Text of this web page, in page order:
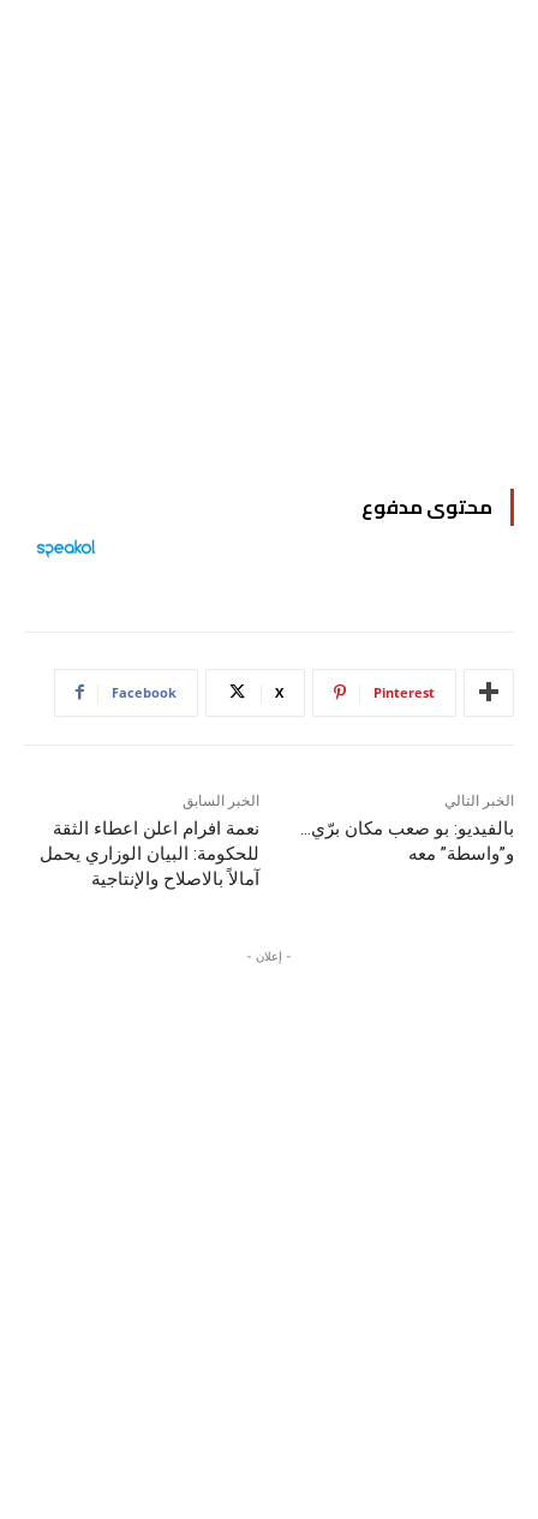
محتوى مدفوع
Facebook X Pinterest
الخبر السابق
نعمة افرام اعلن اعطاء الثقة
للحكومة: البيان الوزاري يحمل
آمالاً بالاصلاح والإنتاجية
الخبر التالي
بالفيديو: بو صعب مكان برّي…
و”واسطة” معه
- إعلان -